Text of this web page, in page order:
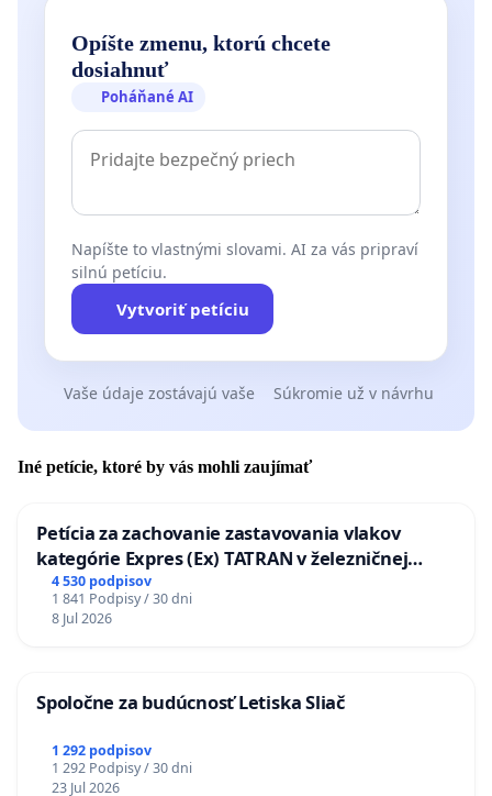
Opíšte zmenu, ktorú chcete
dosiahnuť
Poháňané AI
Napíšte to vlastnými slovami. AI za vás pripraví
silnú petíciu.
Vytvoriť petíciu
Vaše údaje zostávajú vaše Súkromie už v návrhu
Iné petície, ktoré by vás mohli zaujímať
Petícia za zachovanie zastavovania vlakov
kategórie Expres (Ex) TATRAN v železničnej
stanici Púchov
4 530 podpisov
1 841 Podpisy / 30 dni
8 Jul 2026
Spoločne za budúcnosť Letiska Sliač
1 292 podpisov
1 292 Podpisy / 30 dni
23 Jul 2026